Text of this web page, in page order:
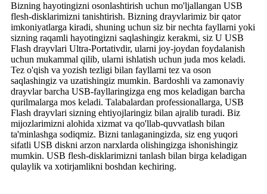
Bizning hayotingizni osonlashtirish uchun mo'ljallangan USB
flesh-disklarimizni tanishtirish. Bizning drayvlarimiz bir qator
imkoniyatlarga kiradi, shuning uchun siz bir nechta fayllarni yoki
sizning raqamli hayotingizni saqlashingiz kerakmi, siz U USB
Flash drayvlari Ultra-Portativdir, ularni joy-joydan foydalanish
uchun mukammal qilib, ularni ishlatish uchun juda mos keladi.
Tez o'qish va yozish tezligi bilan fayllarni tez va oson
saqlashingiz va uzatishingiz mumkin. Bardoshli va zamonaviy
drayvlar barcha USB-fayllaringizga eng mos keladigan barcha
qurilmalarga mos keladi. Talabalardan professionallarga, USB
Flash drayvlari sizning ehtiyojlaringiz bilan ajralib turadi. Biz
mijozlarimizni alohida xizmat va qo'llab-quvvatlash bilan
ta'minlashga sodiqmiz. Bizni tanlaganingizda, siz eng yuqori
sifatli USB diskni arzon narxlarda olishingizga ishonishingiz
mumkin. USB flesh-disklarimizni tanlash bilan birga keladigan
qulaylik va xotirjamlikni boshdan kechiring.